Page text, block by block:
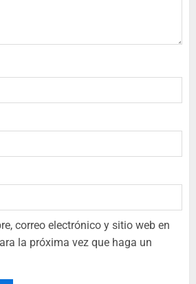
correo electrónico y sitio web en
la próxima vez que haga un